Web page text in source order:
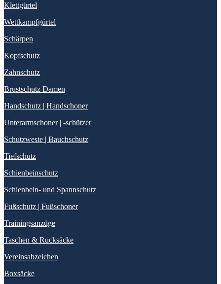
Klettgürtel
Wettkampfgürtel
Schärpen
Kopfschutz
Zahnschutz
Brustschutz Damen
Handschutz | Handschoner
Unterarmschoner | -schützer
Schutzweste | Bauchschutz
Tiefschutz
Schienbeinschutz
Schienbein- und Spannschutz
Fußschutz | Fußschoner
Trainingsanzüge
Taschen & Rucksäcke
Vereinsabzeichen
Boxsäcke